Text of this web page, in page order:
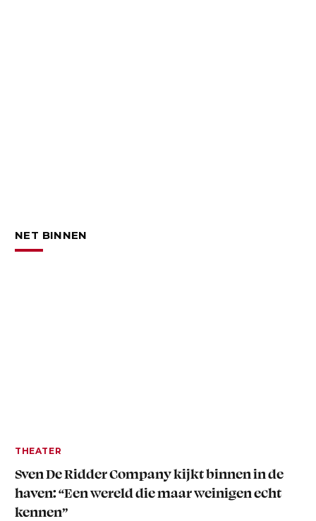
NET BINNEN
THEATER
Sven De Ridder Company kijkt binnen in de
haven: “Een wereld die maar weinigen echt
kennen”